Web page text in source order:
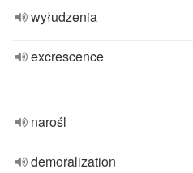
wyłudzenia
excrescence
narośl
demoralization